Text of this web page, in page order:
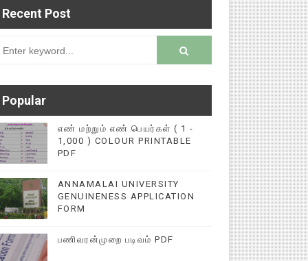
செய்ய 9345616572 என்ற எண்ணிற்கு
Recent Post
Popular
எண் மற்றும் எண் பெயர்கள் ( 1 -
1,000 ) COLOUR PRINTABLE
PDF
ANNAMALAI UNIVERSITY
GENUINENESS APPLICATION
FORM
பணிவரன்முறை படிவம் PDF